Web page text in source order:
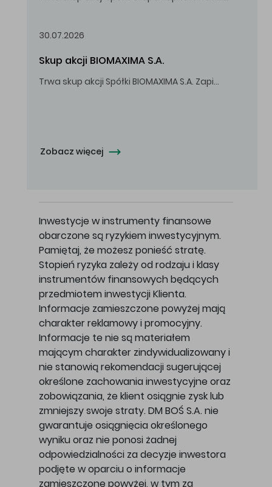
30.07.2026
Skup akcji BIOMAXIMA S.A.
Trwa skup akcji Spółki BIOMAXIMA S.A. Zapisy do 4 sierpnia 2026 r. do godz. 16.00.
Zobacz więcej
Inwestycje w instrumenty finansowe
obarczone są ryzykiem inwestycyjnym.
Pamiętaj, że możesz ponieść stratę.
Stopień ryzyka zależy od rodzaju i klasy
instrumentów finansowych będących
przedmiotem inwestycji Klienta.
Informacje zamieszczone powyżej mają
charakter reklamowy i promocyjny.
Informacje te nie są materiałem
mającym charakter zindywidualizowany i
nie stanowią rekomendacji sugerującej
określone zachowania inwestycyjne oraz
zobowiązania, że klient osiągnie zysk lub
zmniejszy swoje straty. DM BOŚ S.A. nie
gwarantuje osiągnięcia określonego
wyniku oraz nie ponosi żadnej
odpowiedzialności za decyzje inwestora
podjęte w oparciu o informacje
zamieszczone powyżej, w tym za